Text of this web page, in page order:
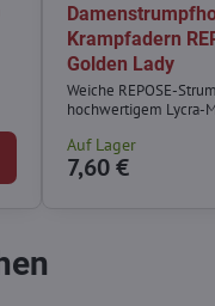
Krampfadern
Golden Lady
Weiche REPOSE-
hochwertigem Lycra-
Auf Lager
7,60 €